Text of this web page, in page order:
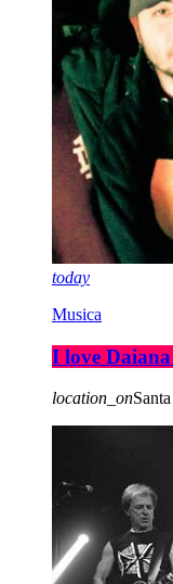
today
Musica
I love
location_on